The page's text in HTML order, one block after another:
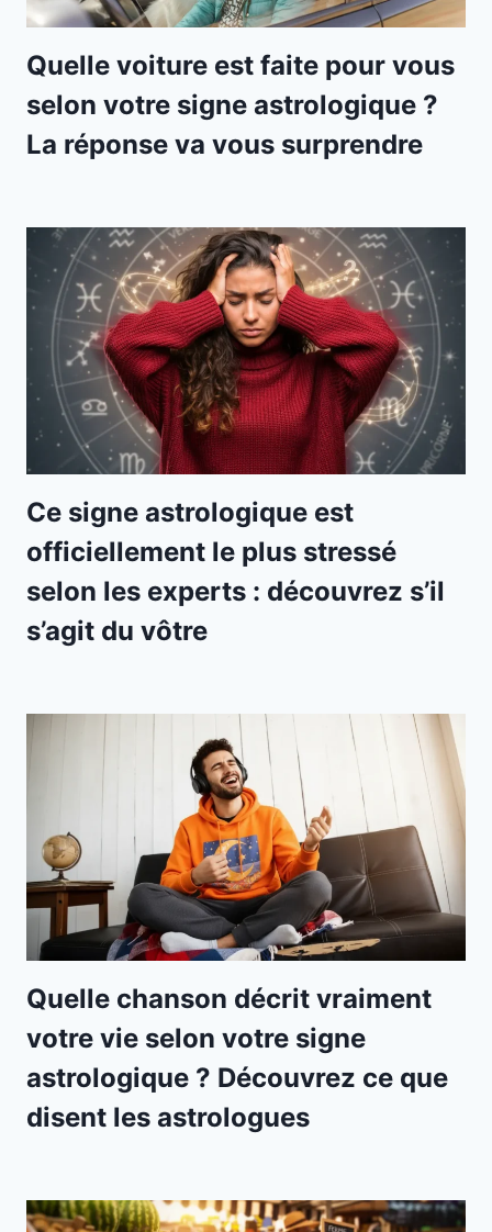
Quelle voiture est faite pour vous
selon votre signe astrologique ?
La réponse va vous surprendre
Ce signe astrologique est
officiellement le plus stressé
selon les experts : découvrez s’il
s’agit du vôtre
Quelle chanson décrit vraiment
votre vie selon votre signe
astrologique ? Découvrez ce que
disent les astrologues